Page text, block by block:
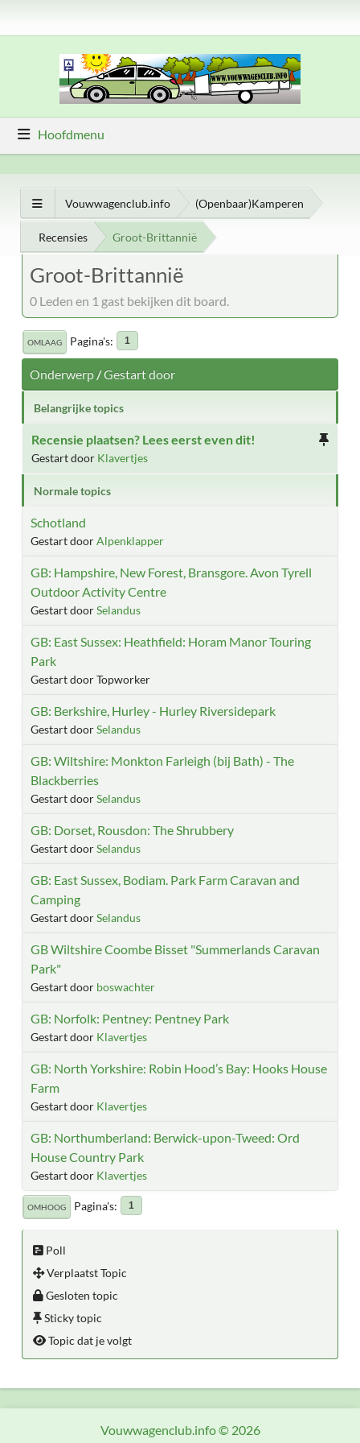
Hoofdmenu
Vouwwagenclub.info (Openbaar)Kamperen
Recensies Groot-Brittannië
Groot-Brittannië
0 Leden en 1 gast bekijken dit board.
OMLAAG Pagina's 1
Onderwerp/Gestart door
Belangrijke topics
Recensie plaatsen? Lees eerst even dit!
Gestart door Klavertjes
Normale topics
Schotland
Gestart doorAlpenklapper
GB: Hampshire, New Forest, Bransgore. Avon Tyrell
Outdoor Activity Centre
Gestart doorSelandus
GB: East Sussex: Heathfield: Horam Manor Touring
Park
Gestart door Topworker
GB: Berkshire, Hurley - Hurley Riversidepark
Gestart doorSelandus
GB: Wiltshire: Monkton Farleigh (bij Bath) - The
Blackberries
Gestart doorSelandus
GB: Dorset, Rousdon: The Shrubbery
Gestart doorSelandus
GB: East Sussex, Bodiam. Park Farm Caravan and
Camping
Gestart doorSelandus
GB Wiltshire Coombe Bisset "Summerlands Caravan
Park"
Gestart door boswachter
GB: Norfolk: Pentney: Pentney Park
Gestart door Klavertjes
GB: North Yorkshire: Robin Hood’s Bay: Hooks House
Farm
Gestart door Klavertjes
GB: Northumberland: Berwick-upon-Tweed: Ord
House Country Park
Gestart door Klavertjes
OMHOOG Pagina's 1
Poll
Verplaatst Topic
Gesloten topic
Sticky topic
Topic dat je volgt
Vouwwagenclub.info © 2026